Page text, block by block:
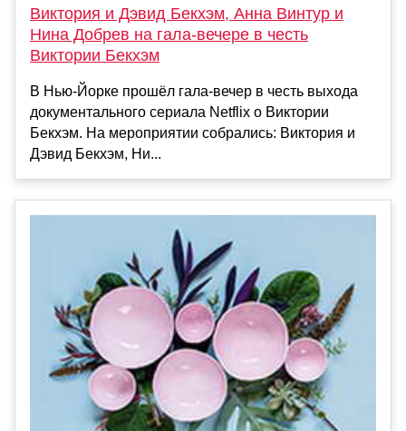
Виктория и Дэвид Бекхэм, Анна Винтур и
Нина Добрев на гала-вечере в честь
Виктории Бекхэм
В Нью-Йорке прошёл гала-вечер в честь выхода
документального сериала Netflix о Виктории
Бекхэм. На мероприятии собрались: Виктория и
Дэвид Бекхэм, Ни...